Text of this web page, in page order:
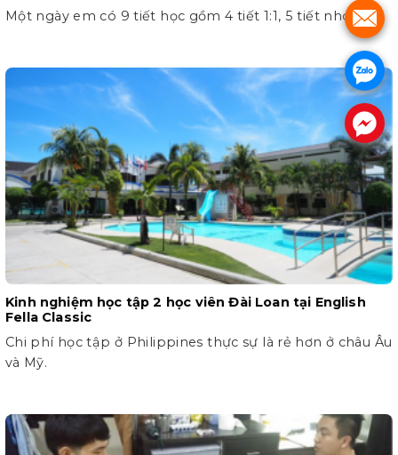
Một ngày em có 9 tiết học gồm 4 tiết 1:1, 5 tiết nhóm
Kinh nghiệm học tập 2 học viên Đài Loan tại English
Fella Classic
Chi phí học tập ở Philippines thực sự là rẻ hơn ở châu Âu
và Mỹ.
.
.
.